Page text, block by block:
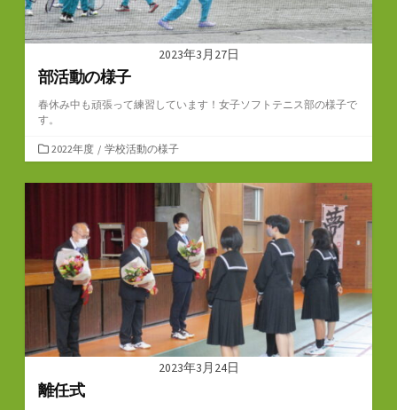
2023年3月27日
部活動の様子
春休み中も頑張って練習しています！女子ソフトテニス部の様子で
す。
カ
テ
ゴ
2022年度 / 学校活動の様子
2023年3月24日
離任式